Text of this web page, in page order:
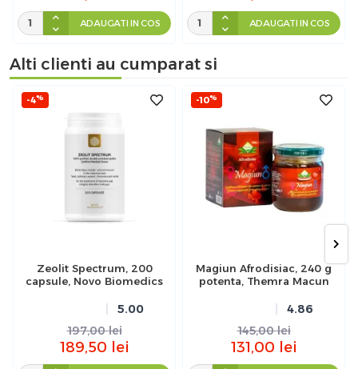
ADAUGATI IN COS ADAUGATI IN COS
Alti clienti au cumparat si
-4%
Zeolit Spectrum, 200
capsule, Novo Biomedics
5.00
197,00 lei
189,50 lei
-10%
Magiun Afrodisiac, 240 g
potenta, Themra Macun
4.86
145,00 lei
131,00 lei